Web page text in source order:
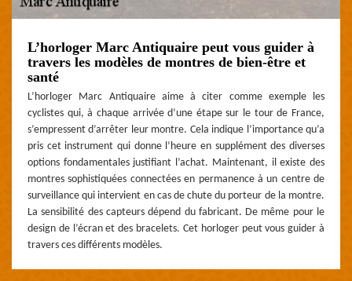
L’horloger Marc Antiquaire peut vous guider à
travers les modèles de montres de bien-être et
santé
L’horloger Marc Antiquaire aime à citer comme exemple les
cyclistes qui, à chaque arrivée d’une étape sur le tour de France,
s’empressent d’arrêter leur montre. Cela indique l’importance qu’a
pris cet instrument qui donne l’heure en supplément des diverses
options fondamentales justifiant l’achat. Maintenant, il existe des
montres sophistiquées connectées en permanence à un centre de
surveillance qui intervient en cas de chute du porteur de la montre.
La sensibilité des capteurs dépend du fabricant. De même pour le
design de l’écran et des bracelets. Cet horloger peut vous guider à
travers ces différents modèles.